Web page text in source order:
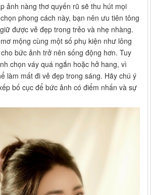
ảnh nàng thơ quyến rũ sẽ thu hút mọi
phong cách này, bạn nên ưu tiên tông
được vẻ đẹp trong trẻo và nhẹ nhàng.
mộng cùng một số phụ kiện như lông
bức ảnh trở nên sống động hơn. Tuy
chọn váy quá ngắn hoặc hở hang, vì
làm mất đi vẻ đẹp trong sáng. Hãy chú ý
bố cục để bức ảnh có điểm nhấn và sự